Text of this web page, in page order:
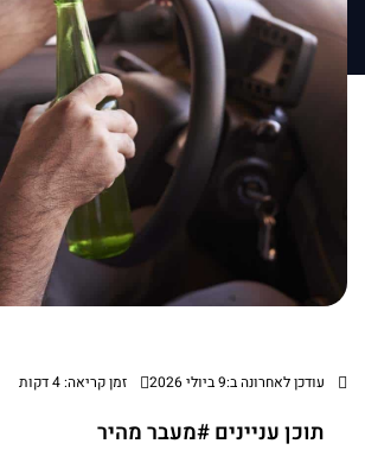
עודכן לאחרונה ב:9 ביולי 2026 זמן קריאה: 4 דקות
תוכן עניינים #מעבר מהיר